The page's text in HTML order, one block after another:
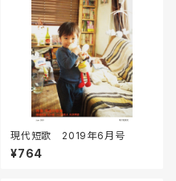
現代短歌 2019年6月号
¥764